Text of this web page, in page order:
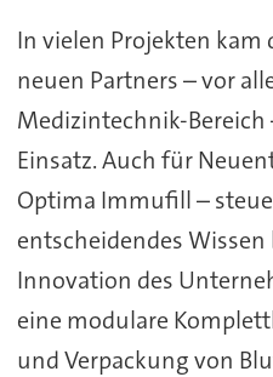
In vielen Projekten kam
neuen Partners – vor
Medizintechnik-
Einsatz. Auch für
Optima Immufill –
entscheidendes Wissen
Innovation des
eine modulare
und Verpackung von